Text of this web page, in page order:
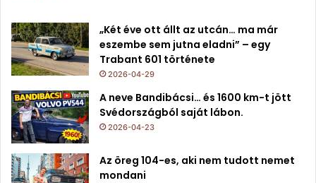
„Két éve ott állt az utcán… ma már
eszembe sem jutna eladni” – egy
Trabant 601 története
2026-04-29
A neve Bandibácsi… és 1600 km-t jött
Svédországból saját lábon.
2026-04-23
Az öreg 104-es, aki nem tudott nemet
mondani